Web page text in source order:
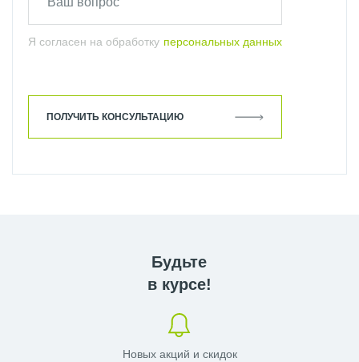
Я согласен на обработку персональных данных
ПОЛУЧИТЬ КОНСУЛЬТАЦИЮ
Будьте
в курсе!
Новых акций и скидок